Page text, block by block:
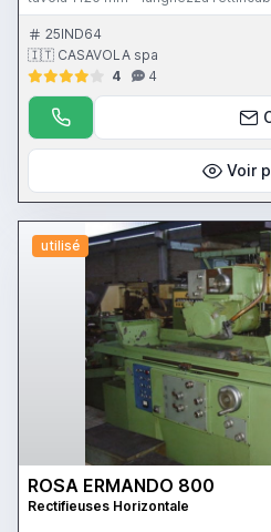
trasversale testa 635 mm -
verticale testa 725 mm - altezza
11 Hp - piano magnetico 1000 x 500
25IND64
🇮🇹 CASAVOLA spa
4
4
Voir
utilisé
ROSA ERMANDO 800
Rectifieuses Horizontale